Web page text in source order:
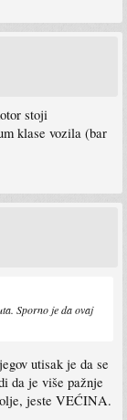
stoji
klase vozila (bar
Sporno je da ovaj
utisak je da se
da je više pažnje
jeste VEĆINA.